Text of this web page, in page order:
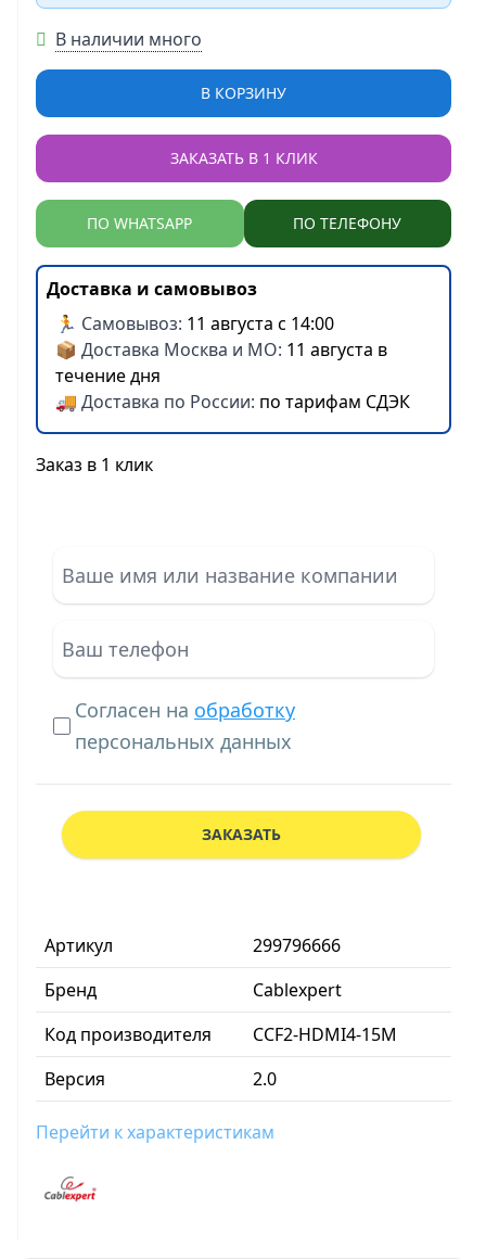
Артикул
299796666
Бренд
Cablexpert
Код производителя
CCF2-HDMI4-15M
Версия
2.0
Перейти к характеристикам
В наличии много
В КОРЗИНУ
ЗАКАЗАТЬ В 1 КЛИК
ПО WHATSAPP ПО ТЕЛЕФОНУ
Доставка и самовывоз
🏃 Самовывоз: 11 августа с 14:00
📦 Доставка Москва и МО: 11 августа в
течение дня
🚚 Доставка по России: по тарифам СДЭК
Заказ в 1 клик
Согласен на обработку
персональных данных
ЗАКАЗАТЬ